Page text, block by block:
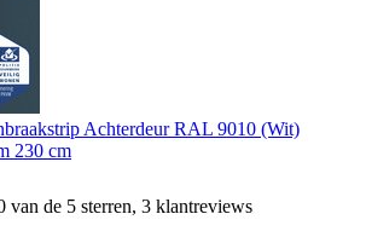
Achterdeur RAL 9010 (Wit)
230 cm
van de 5 sterren, 3 klantreviews